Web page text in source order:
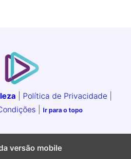
Política de Privacidade
Ir para o topo
versão mobile